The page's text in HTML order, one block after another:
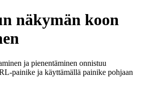
näkymän koon